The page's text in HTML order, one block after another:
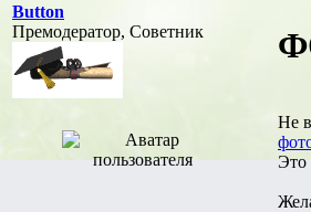
Button
Премодератор, Советник
Не
Это